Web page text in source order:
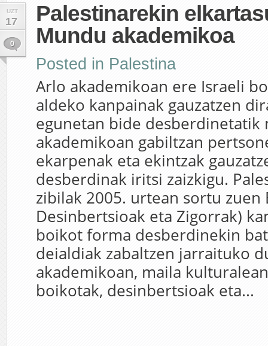
UZT
17
0
Palestinarekin
Mundu akademikoa
Posted in Palestina
Arlo akademikoan ere Israeli
aldeko kanpainak gauzatzen
egunetan bide desberdinetatik
akademikoan gabiltzan
ekarpenak eta ekintzak
desberdinak iritsi zaizkigu.
zibilak 2005. urtean sortu zuen
Desinbertsioak eta Zigorrak)
boikot forma desberdinekin
deialdiak zabaltzen jarraituko
akademikoan, maila
boikotak, desinbertsioak eta...